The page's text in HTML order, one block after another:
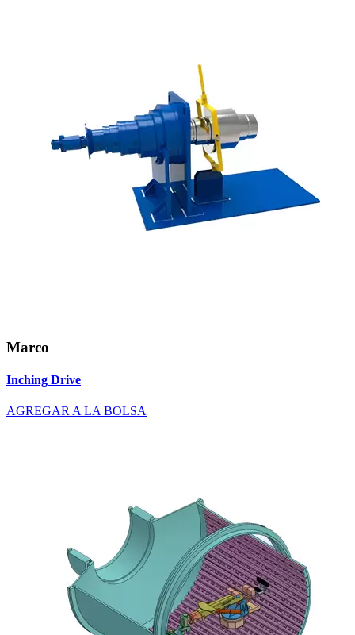
Marco
Inching Drive
AGREGAR A LA BOLSA